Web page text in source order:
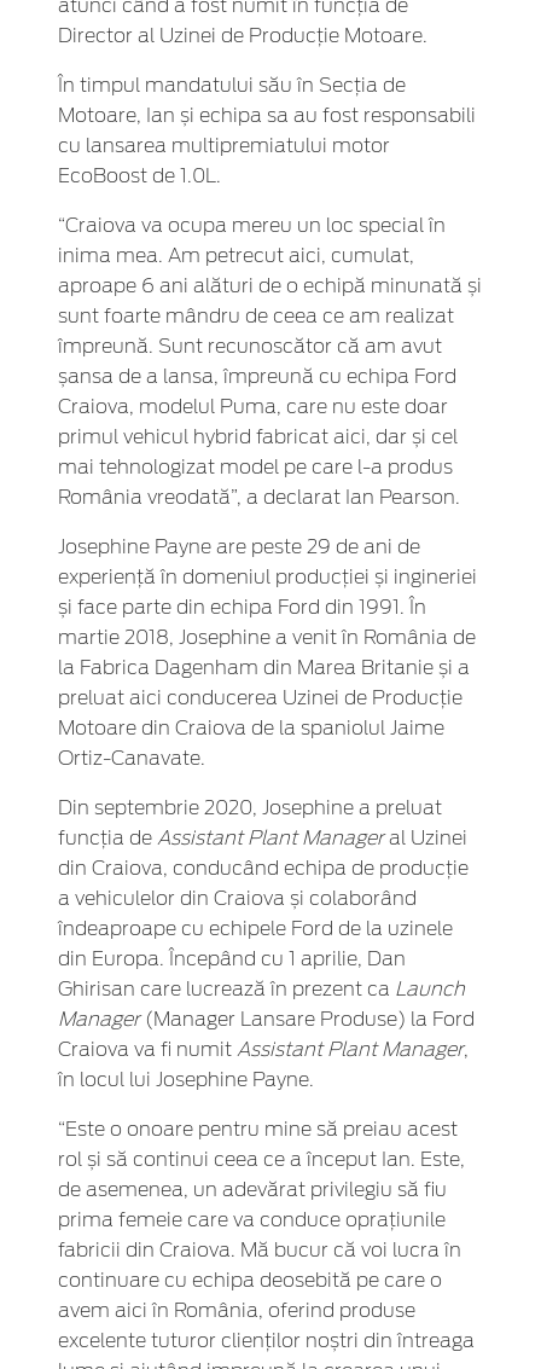
atunci când a fost numit în funcția de
Director al Uzinei de Producție Motoare.
În timpul mandatului său în Secția de
Motoare, Ian și echipa sa au fost responsabili
cu lansarea multipremiatului motor
EcoBoost de 1.0L.
“Craiova va ocupa mereu un loc special în
inima mea. Am petrecut aici, cumulat,
aproape 6 ani alături de o echipă minunată și
sunt foarte mândru de ceea ce am realizat
împreună. Sunt recunoscător că am avut
șansa de a lansa, împreună cu echipa Ford
Craiova, modelul Puma, care nu este doar
primul vehicul hybrid fabricat aici, dar și cel
mai tehnologizat model pe care l-a produs
România vreodată”, a declarat Ian Pearson.
Josephine Payne are peste 29 de ani de
experiență în domeniul producției și ingineriei
și face parte din echipa Ford din 1991. În
martie 2018, Josephine a venit în România de
la Fabrica Dagenham din Marea Britanie și a
preluat aici conducerea Uzinei de Producție
Motoare din Craiova de la spaniolul Jaime
Ortiz-Canavate.
Din septembrie 2020, Josephine a preluat
funcția de Assistant Plant Manageral Uzinei
din Craiova, conducând echipa de producție
a vehiculelor din Craiova și colaborând
îndeaproape cu echipele Ford de la uzinele
din Europa. Începând cu 1 aprilie, Dan
Ghirisan care lucrează în prezent ca Launch
Manager(Manager Lansare Produse) la Ford
Craiova va fi numit Assistant Plant Manager,
în locul lui Josephine Payne.
“Este o onoare pentru mine să preiau acest
rol și să continui ceea ce a început Ian. Este,
de asemenea, un adevărat privilegiu să fiu
prima femeie care va conduce oprațiunile
fabricii din Craiova. Mă bucur că voi lucra în
continuare cu echipa deosebită pe care o
avem aici în România, oferind produse
excelente tuturor clienților noștri din întreaga